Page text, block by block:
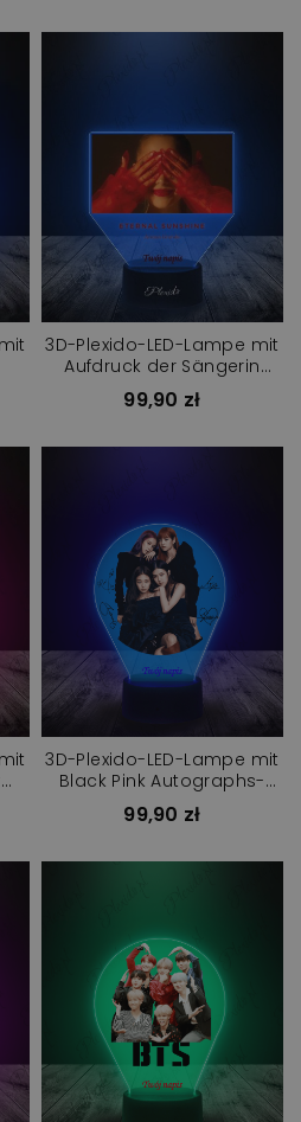
3D-Plexido-LED-Lampe mit
Aufdruck der Sängerin
Ariana Grande
99,90 zł
3D-Plexido-LED-Lampe mit
Black Pink Autographs-
Aufdruck
99,90 zł